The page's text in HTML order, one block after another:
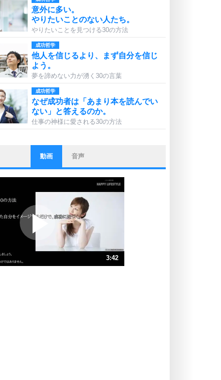
意外に多い。
やりたいことのない人たち。
やりたいことを見つける30の方法
成功哲学
他人を信じるより、まず自分を信じ
よう。
夢を諦めない力が湧く30の言葉
成功哲学
なぜ成功者は「あまり本を読んでい
ない」と答えるのか。
仕事の神様に愛される30の方法
ストレス対策
他人と比べない。
いっそのこと、他人を見ない。
ポジティブになれない原因は、行動
しないから。
ポジティブ思考になる30の方法
ストレス対策
動画 音声
3:42